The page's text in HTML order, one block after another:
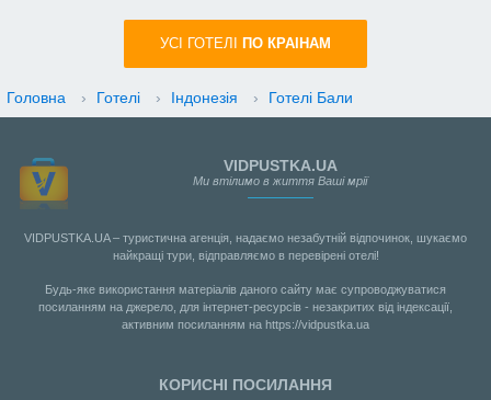
УСI ГОТЕЛІ ПО КРАIНАМ
Головна › Готелі › Індонезія › Готелі Бали
VIDPUSTKA.UA
Ми втілимо в життя Ваші мрії
VIDPUSTKA.UA – туристична агенція, надаємо незабутній відпочинок, шукаємо
найкращі тури, відправляємо в перевірені отелі!
Будь-яке використання матеріалів даного сайту має супроводжуватися
посиланням на джерело, для інтернет-ресурсів - незакритих від індексації,
активним посиланням на https://vidpustka.ua
КОРИСНІ ПОСИЛАННЯ